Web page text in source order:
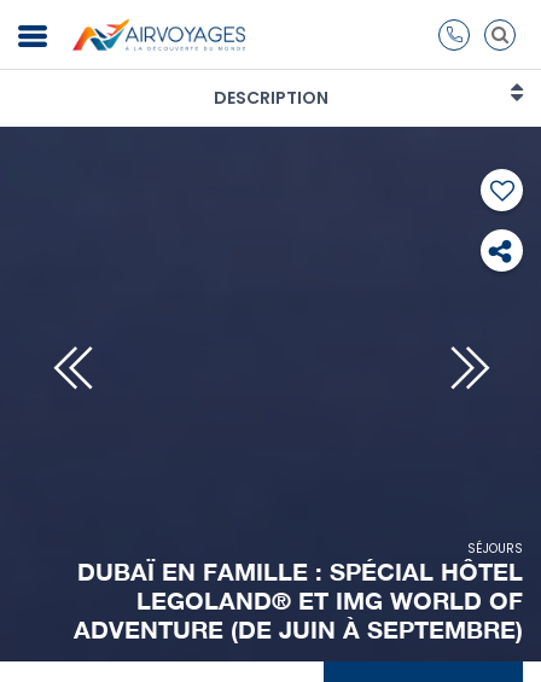
DESCRIPTION
SÉJOURS
DUBAÏ EN FAMILLE : SPÉCIAL HÔTEL
LEGOLAND® ET IMG WORLD OF
ADVENTURE (DE JUIN À SEPTEMBRE)